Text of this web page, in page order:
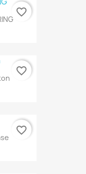
favorite_border
favorite_border
favorite_border